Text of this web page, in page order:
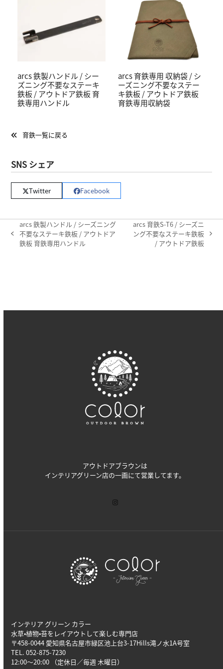
arcs 鉄製ハンドル / シー
ズニング不要なステーキ
鉄板 / アウトドア鉄板 育
鉄専用ハンドル
arcs 育鉄専用 収納袋 / シ
ーズニング不要なステー
キ鉄板 / アウトドア鉄板
育鉄専用収納袋
育鉄一覧に戻る
SNS シェア
Twitter Facebook
previous
post:
arcs 鉄製ハンドル / シーズニング
不要なステーキ鉄板 / アウトドア
鉄板 育鉄専用ハンドル
next
arcs 育鉄S-T6 / シーズニ
ング不要なステーキ鉄板
/ アウトドア鉄板
アウトドアブラウンは
インテリアグリーン店の一画にて営業してます。
インテリア グリーン カラー
水草•植物•苔をレイアウトして楽しむ専門店
〒458-0044 愛知県名古屋市緑区池上台3-17Hills滝ノ水1A号室
TEL. 052-875-7230
12:00～20:00 （定休日／毎週 木曜日）